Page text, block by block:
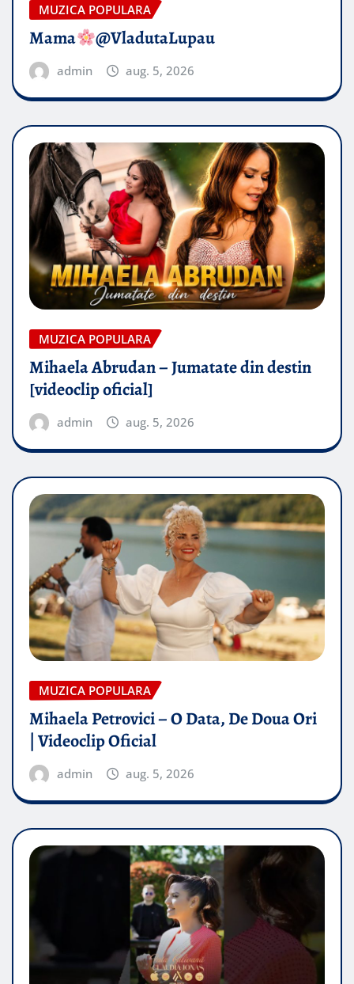
MUZICA POPULARA
Mama @VladutaLupau
admin aug. 5, 2026
MUZICA POPULARA
Mihaela Abrudan – Jumatate din destin
[videoclip oficial]
admin aug. 5, 2026
MUZICA POPULARA
Mihaela Petrovici – O Data, De Doua Ori
| Videoclip Oficial
admin aug. 5, 2026